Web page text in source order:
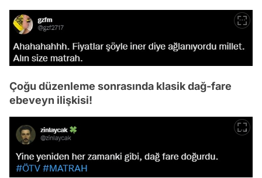
Çoğu düzenleme sonrasında klasik dağ-fare
ebeveyn ilişkisi!